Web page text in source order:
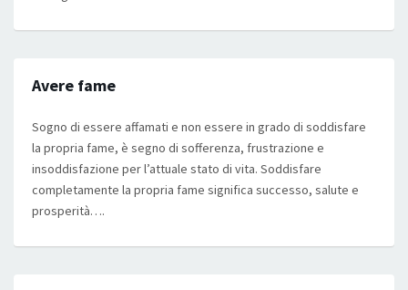
Avere fame
Sogno di essere affamati e non essere in grado di soddisfare
la propria fame, è segno di sofferenza, frustrazione e
insoddisfazione per l’attuale stato di vita. Soddisfare
completamente la propria fame significa successo, salute e
prosperità….